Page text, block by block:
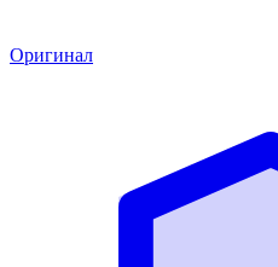
Оригинал